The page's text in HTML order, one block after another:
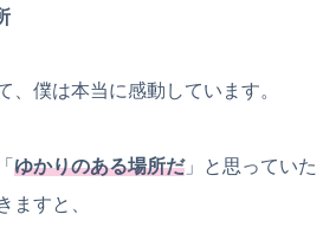
、僕は本当に感動しています。
ゆかりのある場所だ」と思っていた
ますと、